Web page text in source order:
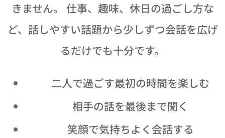
きません。 仕事、趣味、休日の過ごし方な
ど、話しやすい話題から少しずつ会話を広げ
るだけでも十分です。
☕ 二人で過ごす最初の時間を楽しむ
👂 相手の話を最後まで聞く
😊 笑顔で気持ちよく会話する